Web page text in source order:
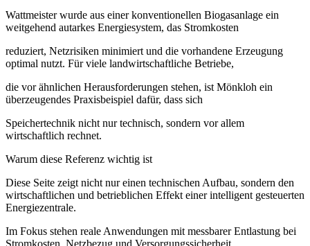
Wattmeister wurde aus einer konventionellen Biogasanlage ein
weitgehend autarkes Energiesystem, das Stromkosten
reduziert, Netzrisiken minimiert und die vorhandene Erzeugung
optimal nutzt. Für viele landwirtschaftliche Betriebe,
die vor ähnlichen Herausforderungen stehen, ist Mönkloh ein
überzeugendes Praxisbeispiel dafür, dass sich
Speichertechnik nicht nur technisch, sondern vor allem
wirtschaftlich rechnet.
Warum diese Referenz wichtig ist
Diese Seite zeigt nicht nur einen technischen Aufbau, sondern den
wirtschaftlichen und betrieblichen Effekt einer intelligent gesteuerten
Energiezentrale.
Im Fokus stehen reale Anwendungen mit messbarer Entlastung bei
Stromkosten, Netzbezug und Versorgungssicherheit.